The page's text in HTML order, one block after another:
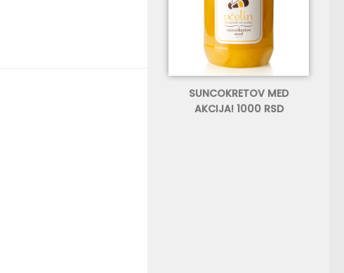
SUNCOKRETOV MED
AKCIJA! 1000 RSD